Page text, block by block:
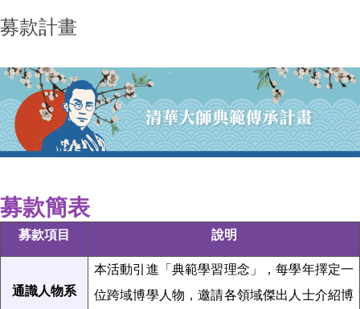
募款計畫
募款簡表
募款項目 說明
通識人物系
本活動引進「典範學習理念」，每學年擇定一
位跨域博學人物，邀請各領域傑出人士介紹博